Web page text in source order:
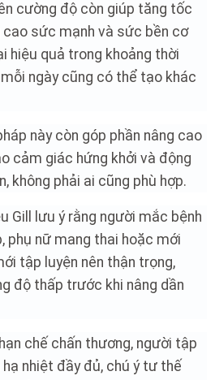
cường độ còn giúp tăng tốc
sức mạnh và sức bền cơ
hiệu quả trong khoảng thời
ngày cũng có thể tạo khác
này còn góp phần nâng cao
cảm giác hứng khởi và động
không phải ai cũng phù hợp.
Gill lưu ý rằng người mắc bệnh
phụ nữ mang thai hoặc mới
tập luyện nên thận trọng,
độ thấp trước khi nâng dần
chế chấn thương, người tập
nhiệt đầy đủ, chú ý tư thế